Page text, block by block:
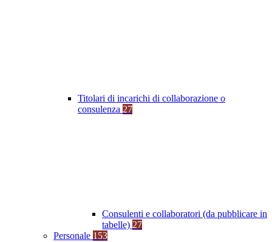
Titolari di incarichi di collaborazione o
consulenza 27
Consulenti e collaboratori (da pubblicare in
tabelle) 27
Personale 153